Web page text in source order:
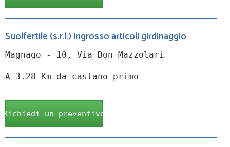
Suolfertile (s.r.l.) ingrosso articoli girdinaggio
Magnago - 10, Via Don Mazzolari
A 3.28 Km da castano primo
Richiedi un preventivo